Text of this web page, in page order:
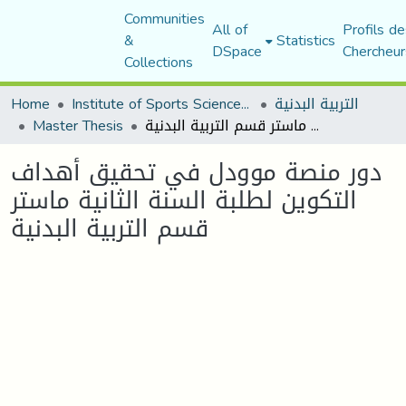
Communities
&
Collections
All of
DSpace Statistics Profils
Home
Institute of Sports Sciences and Techniques التربية البدنية
Master Thesis دور منصة موودل في تحقيق أهداف التكوين لطلبة السنة الثانية ماستر قسم التربية البدنية
دور منصة موودل في تحقيق أهداف
التكوين لطلبة السنة الثانية ماستر
قسم التربية البدنية